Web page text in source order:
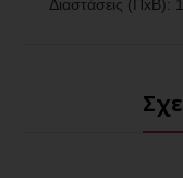
Διαστάσεις (ΠxΒ):